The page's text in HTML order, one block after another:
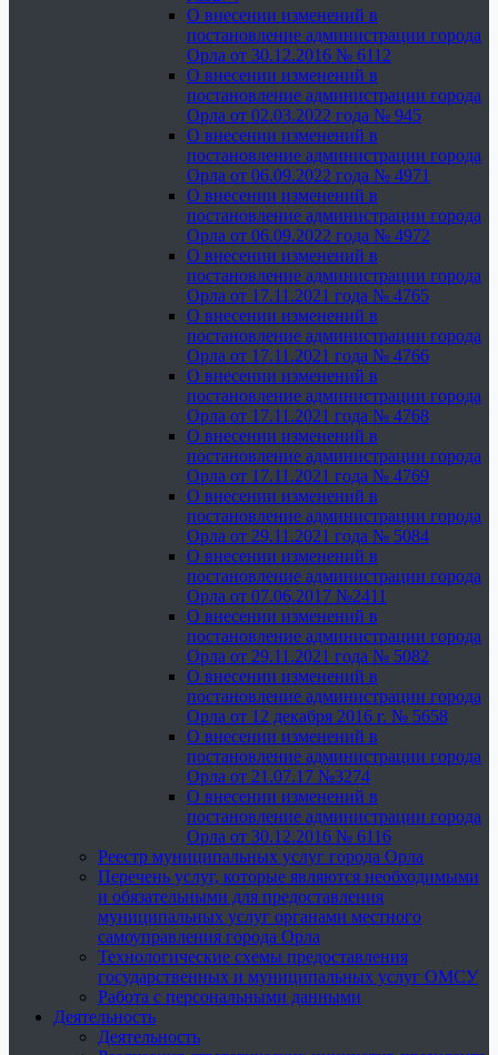
О внесении изменений в
постановление администрации города
Орла от 30.12.2016 № 6112
О внесении изменений в
постановление администрации города
Орла от 02.03.2022 года № 945
О внесении изменений в
постановление администрации города
Орла от 06.09.2022 года № 4971
О внесении изменений в
постановление администрации города
Орла от 06.09.2022 года № 4972
О внесении изменений в
постановление администрации города
Орла от 17.11.2021 года № 4765
О внесении изменений в
постановление администрации города
Орла от 17.11.2021 года № 4766
О внесении изменений в
постановление администрации города
Орла от 17.11.2021 года № 4768
О внесении изменений в
постановление администрации города
Орла от 17.11.2021 года № 4769
О внесении изменений в
постановление администрации города
Орла от 29.11.2021 года № 5084
О внесении изменений в
постановление администрации города
Орла от 07.06.2017 №2411
О внесении изменений в
постановление администрации города
Орла от 29.11.2021 года № 5082
О внесении изменений в
постановление администрации города
Орла от 12 декабря 2016 г. № 5658
О внесении изменений в
постановление администрации города
Орла от 21.07.17 №3274
О внесении изменений в
постановление администрации города
Орла от 30.12.2016 № 6116
Реестр муниципальных услуг города Орла
Перечень услуг, которые являются необходимыми
и обязательными для предоставления
муниципальных услуг органами местного
самоуправления города Орла
Технологические схемы предоставления
государственных и муниципальных услуг ОМСУ
Работа с персональными данными
Деятельность
Деятельность